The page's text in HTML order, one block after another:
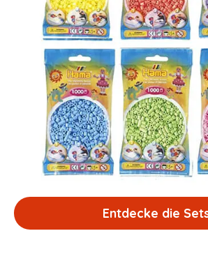
Entdecke die